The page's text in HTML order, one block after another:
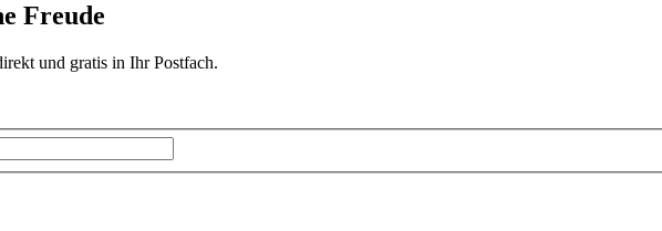
Freude
und gratis in Ihr Postfach.